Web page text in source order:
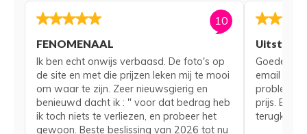
10
FENOMENAAL
Ik ben echt onwijs verbaasd. De foto's op
de site en met die prijzen leken mij te mooi
om waar te zijn. Zeer nieuwsgierig en
benieuwd dacht ik : " voor dat bedrag heb
ik toch niets te verliezen, en probeer het
gewoon. Beste beslissing van 2026 tot nu
Goede
email voor
probleem
prijs. Bij